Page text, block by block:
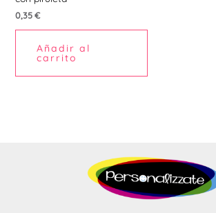
0,35€
Añadir al
carrito